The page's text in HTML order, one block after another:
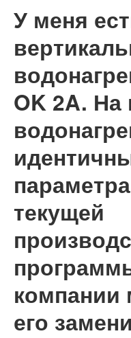
У меня
OK 2A. На
текущей
компании
его